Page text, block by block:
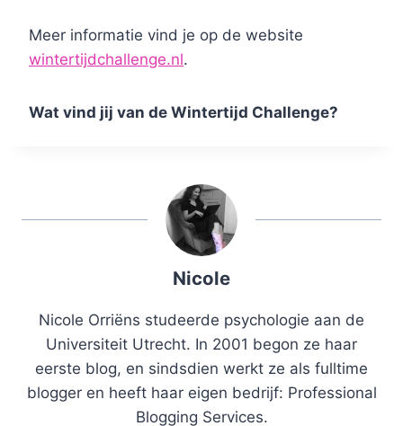
Meer informatie vind je op de website
wintertijdchallenge.nl.
Wat vind jij van de Wintertijd Challenge?
Nicole
Nicole Orriëns studeerde psychologie aan de
Universiteit Utrecht. In 2001 begon ze haar
eerste blog, en sindsdien werkt ze als fulltime
blogger en heeft haar eigen bedrijf: Professional
Blogging Services.